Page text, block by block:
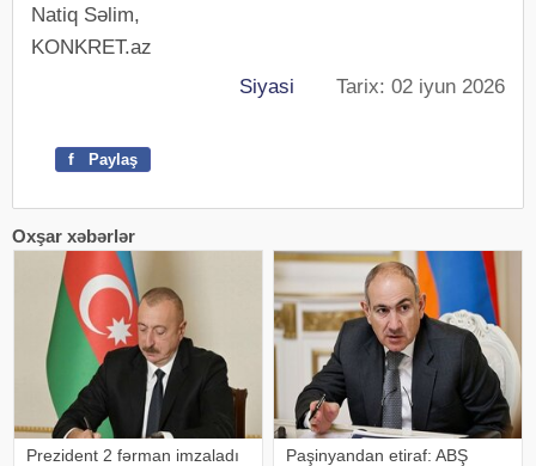
Natiq Səlim,
KONKRET.az
Siyasi Tarix: 02 iyun 2026
f Paylaş
Oxşar xəbərlər
Prezident 2 fərman imzaladı
Paşinyandan etiraf: ABŞ